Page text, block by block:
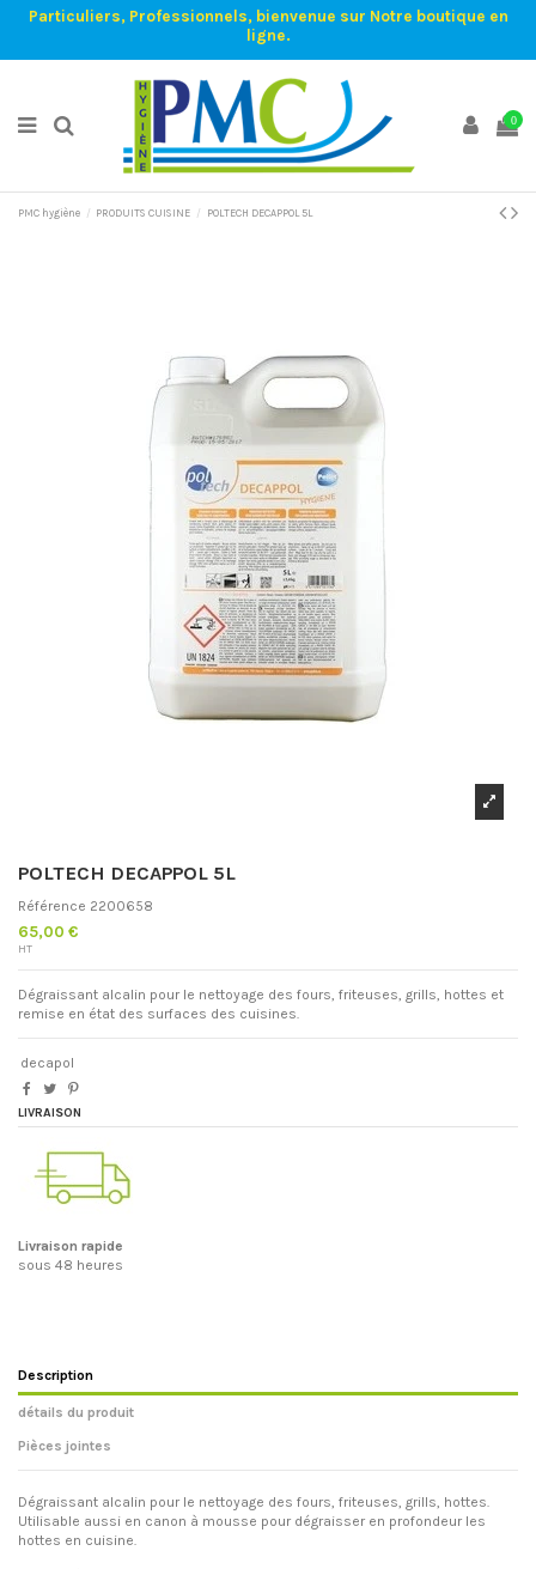
Particuliers, Professionnels, bienvenue sur Notre boutique en
ligne.
0
PMC hygiène PRODUITS CUISINE POLTECH DECAPPOL 5L
POLTECH DECAPPOL 5L
Référence 2200658
65,00 €
HT
Dégraissant alcalin pour le nettoyage des fours, friteuses, grills, hottes et
remise en état des surfaces des cuisines.
decapol
LIVRAISON
Livraison rapide
sous 48 heures
Description
détails du produit
Pièces jointes
Dégraissant alcalin pour le nettoyage des fours, friteuses, grills, hottes.
Utilisable aussi en canon à mousse pour dégraisser en profondeur les
hottes en cuisine.